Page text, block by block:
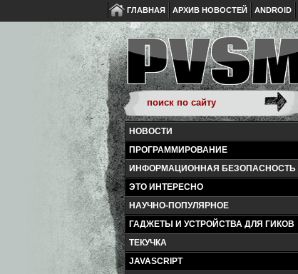
ГЛАВНАЯ АРХИВ НОВОСТЕЙ ANDROID
НОВОСТИ
ПРОГРАММИРОВАНИЕ
ИНФОРМАЦИОННАЯ БЕЗОПАСНОСТЬ
ЭТО ИНТЕРЕСНО
НАУЧНО-ПОПУЛЯРНОЕ
ГАДЖЕТЫ И УСТРОЙСТВА ДЛЯ ГИКОВ
ТЕКУЧКА
JAVASCRIPT